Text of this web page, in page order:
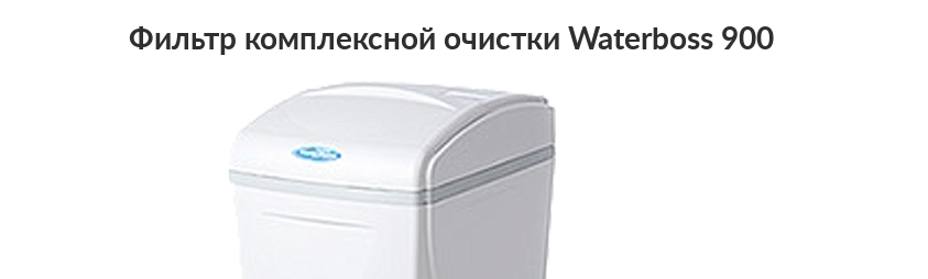
Фильтр комплексной очистки Waterboss 900